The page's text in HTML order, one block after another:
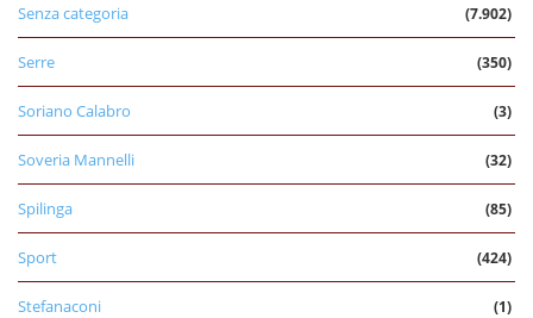
Senza categoria (7.902)
Serre (350)
Soriano Calabro (3)
Soveria Mannelli (32)
Spilinga (85)
Sport (424)
Stefanaconi (1)